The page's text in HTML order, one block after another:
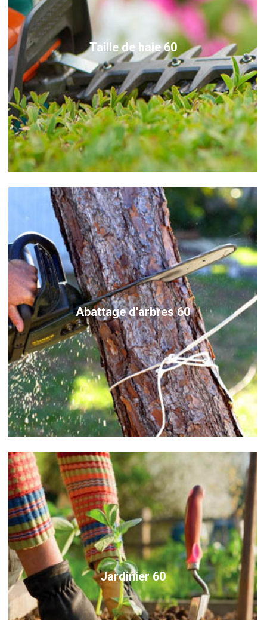
Taille de haie 60
Abattage d'arbres 60
Jardinier 60